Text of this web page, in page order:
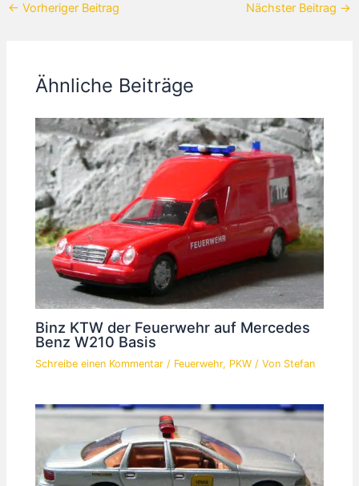
← Vorheriger Beitrag Nächster Beitrag →
Ähnliche Beiträge
Binz KTW der Feuerwehr auf Mercedes
Benz W210 Basis
Schreibe einen Kommentar / Feuerwehr, PKW / Von Stefan